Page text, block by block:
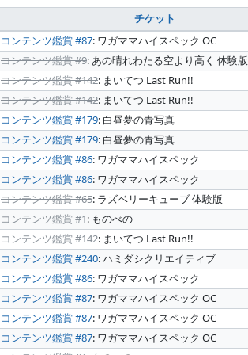
チケット
コンテンツ鑑賞 #87: ワガママハイスペック OC
コンテンツ鑑賞 #9: あの晴れわたる空より高く 体験版
コンテンツ鑑賞 #142: まいてつ Last Run!!
コンテンツ鑑賞 #142: まいてつ Last Run!!
コンテンツ鑑賞 #179: 白昼夢の青写真
コンテンツ鑑賞 #179: 白昼夢の青写真
コンテンツ鑑賞 #86: ワガママハイスペック
コンテンツ鑑賞 #86: ワガママハイスペック
コンテンツ鑑賞 #65: ラズベリーキューブ 体験版
コンテンツ鑑賞 #1: ものべの
コンテンツ鑑賞 #142: まいてつ Last Run!!
コンテンツ鑑賞 #240: ハミダシクリエイティブ
コンテンツ鑑賞 #86: ワガママハイスペック
コンテンツ鑑賞 #87: ワガママハイスペック OC
コンテンツ鑑賞 #87: ワガママハイスペック OC
コンテンツ鑑賞 #87: ワガママハイスペック OC